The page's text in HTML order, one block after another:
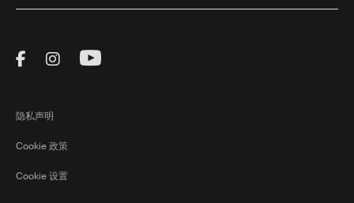
以轻松携带笔记本电脑和其他必需品，同时保持优雅、专
包背包提供了灵活的解决方案，让您可以根据需要在携带
方式之间切换。
耐用性是 Thule 公文包的一个关键特征。这些坚固耐用的
笔记本电脑包采用优质材料制成，旨在满足日常使用和恶
的推移保持其形状和外观，对于任何需要可靠且持久的解
Visit Thule on Facebook (external link)
Visit Thule on Instagram (external link)
Visit Thule on Youtube (external
隐私声明
Cookie 政策
Cookie 设置